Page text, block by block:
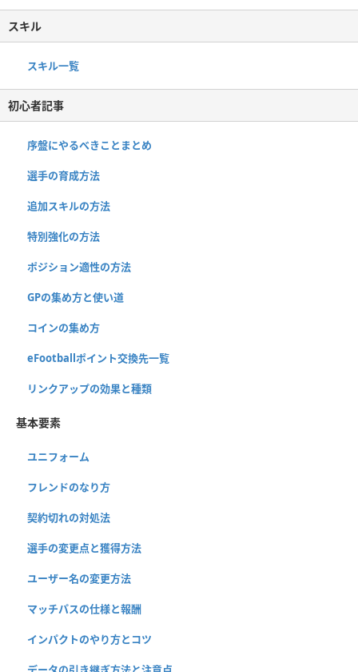
スキル
スキル一覧
初心者記事
序盤にやるべきことまとめ
選手の育成方法
追加スキルの方法
特別強化の方法
ポジション適性の方法
GPの集め方と使い道
コインの集め方
eFootballポイント交換先一覧
リンクアップの効果と種類
基本要素
ユニフォーム
フレンドのなり方
契約切れの対処法
選手の変更点と獲得方法
ユーザー名の変更方法
マッチパスの仕様と報酬
インパクトのやり方とコツ